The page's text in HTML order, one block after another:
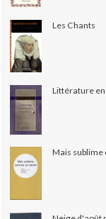
Les Chants
Littérature
Mais sublime